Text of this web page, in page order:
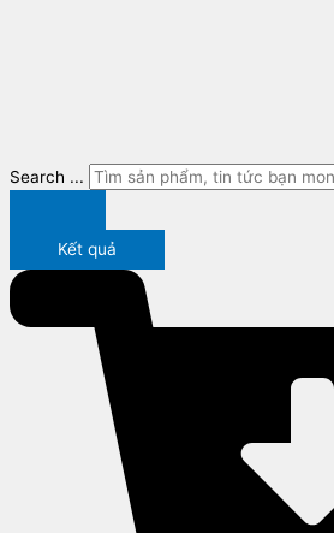
Search ...
Kết quả